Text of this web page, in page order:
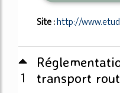
Site :http://
1
transport